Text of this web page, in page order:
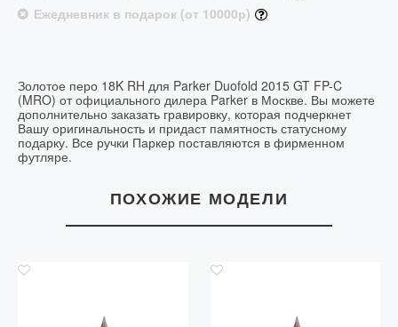
Ежедневник в подарок (от 10000р)
Золотое перо 18K RH для Parker Duofold 2015 GT FP-C
(MRO) от официального дилера Parker в Москве. Вы можете
дополнительно заказать гравировку, которая подчеркнет
Вашу оригинальность и придаст памятность статусному
подарку. Все ручки Паркер поставляются в фирменном
футляре.
ПОХОЖИЕ МОДЕЛИ